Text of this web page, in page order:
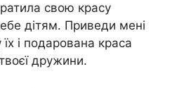
свою красу
дітям. Приведи мені
і подарована краса
дружини.